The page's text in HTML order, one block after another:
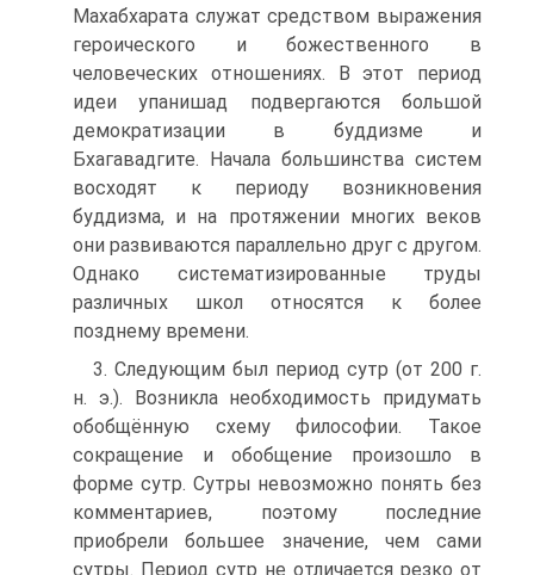
Махабхарата служат средством выражения
героического и божественного в
человеческих отношениях. В этот период
идеи упанишад подвергаются большой
демократизации в буддизме и
Бхагавадгите. Начала большинства систем
восходят к периоду возникновения
буддизма, и на протяжении многих веков
они развиваются параллельно друг с другом.
Однако систематизированные труды
различных школ относятся к более
позднему времени.
3. Следующим был период сутр (от 200 г.
н. э.). Возникла необходимость придумать
обобщённую схему философии. Такое
сокращение и обобщение произошло в
форме сутр. Сутры невозможно понять без
комментариев, поэтому последние
приобрели большее значение, чем сами
сутры. Период сутр не отличается резко от